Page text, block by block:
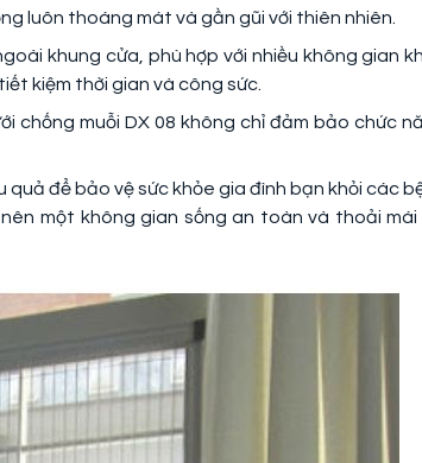
luôn thoáng mát và gần gũi với thiên nhiên.
khung cửa, phù hợp với nhiều không gian
kiệm thời gian và công sức.
chống muỗi DX 08 không chỉ đảm bảo chức
quả để bảo vệ sức khỏe gia đình bạn khỏi các
một không gian sống an toàn và thoải